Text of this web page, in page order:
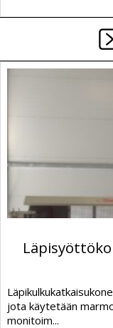
jota käytetään
monitoim...